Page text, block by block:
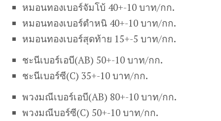
หมอนทองเบอร์จัมโบ้ 40+-10 บาท/กก.
หมอนทองเบอร์ตำหนิ 40+-10 บาท/กก.
หมอนทองเบอร์สุดท้าย 15+-5 บาท/กก.
ชะนีเบอร์เอบี(AB) 50+-10 บาท/กก.
ชะนีเบอร์ซี(C) 35+-10 บาท/กก.
พวงมณีเบอร์เอบี(AB) 80+-10 บาท/กก.
พวงมณีบอร์ซี(C) 50+-10 บาท/กก.